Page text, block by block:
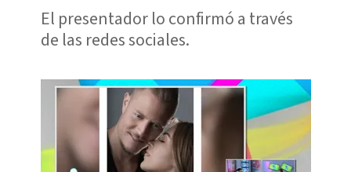
El presentador lo confirmó a través
de las redes sociales.